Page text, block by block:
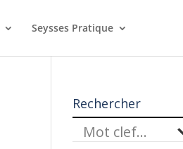
Seysses Pratique
Rechercher